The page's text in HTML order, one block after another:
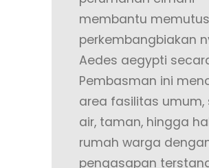
membantu
perkembangbiakan
Aedes aegypti
Pembasman ini
area fasilitas umum,
air, taman, hingga
rumah warga
pengasapan